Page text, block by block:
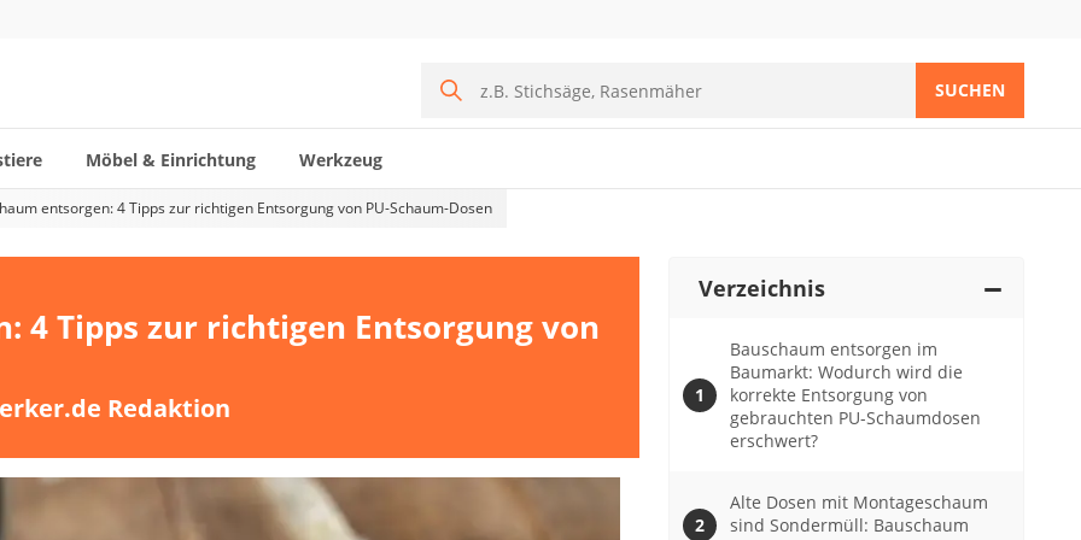
SUCHEN
Möbel & Einrichtung Werkzeug
entsorgen: 4 Tipps zur richtigen Entsorgung von PU-Schaum-Dosen
4 Tipps zur richtigen Entsorgung von
Redaktion
Verzeichnis
Bauschaum entsorgen im
Baumarkt: Wodurch wird die
korrekte Entsorgung von
gebrauchten PU-Schaumdosen
erschwert?
Alte Dosen mit Montageschaum
sind Sondermüll: Bauschaum